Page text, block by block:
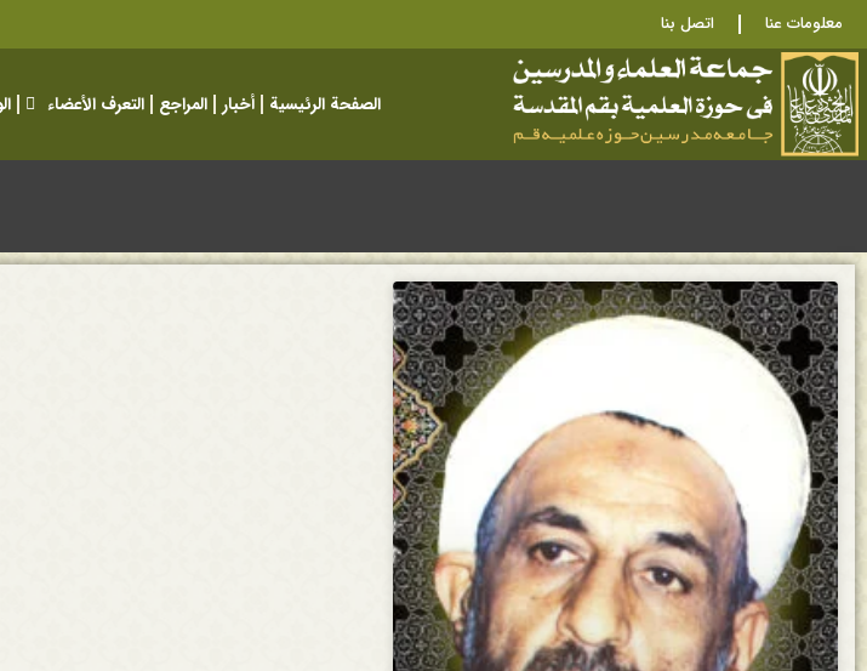
معلومات عنا اتصل بنا
الصفحة الرئيسية أخبار المراجع التعرف الأعضاء